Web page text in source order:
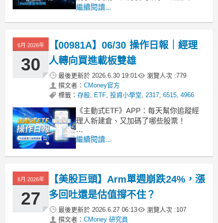
靜。Google剛對Meta的Gemini（谷歌自
個問題：超級科技股花了這麼多錢，到
底在買一條護城河，還是在
繼續閱讀...
6月 2026年
30
【00981A】06/30 操作日報｜經理
人轉向買進載板雙雄
最後更新於 2026.6.30 19:01 瀏覽人次 :779
撰文者： CMoney官方
標籤： 存股, ETF, 投資小學堂, 2317, 6515, 4966
《主動式ETF》APP：每天幫你追蹤經
理人新建倉、又加碼了哪些股票！
■ 規模逼近三千億大關
4.48%，收在31.28元。這檔ETF成立以
週微幅回落1.0%，但基金規模依然穩居
2902.9億的龐大體
繼續閱讀...
6月 2026年
27
【美股巨頭】Arm單週崩跌24%，漲
多回吐還是估值撐不住？
最後更新於 2026.6.27 06:13 瀏覽人次 :107
撰文者： CMoney 研究員